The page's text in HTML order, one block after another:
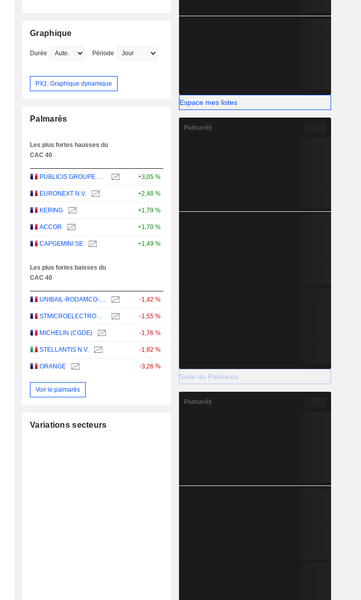
Graphique
Durée Période
PX1: Graphique dynamique
Palmarès
Les plus fortes hausses du
CAC 40
PUBLICIS GROUPE S.A. +3,05 %
EURONEXT N.V. +2,48 %
KERING +1,79 %
ACCOR +1,70 %
CAPGEMINI SE +1,49 %
Les plus fortes baisses du
CAC 40
UNIBAIL-RODAMCO-WESTFIELD SE -1,42 %
STMICROELECTRONICS N.V. -1,55 %
MICHELIN (CGDE) -1,76 %
STELLANTIS N.V. -1,82 %
ORANGE -3,26 %
Voir le palmarès
Variations secteurs
Espace mes listes
Palmarès
Suite du Palmarès
Palmarès